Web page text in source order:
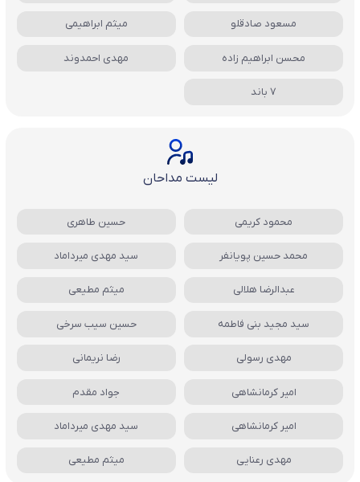
مسعود صادقلو میثم ابراهیمی
محسن ابراهیم زاده مهدی احمدوند
7 باند
لیست مداحان
محمود کریمی حسین طاهری
محمد حسین پویانفر سید مهدی میرداماد
عبدالرضا هلالی میثم مطیعی
سید مجید بنی فاطمه حسین سیب سرخی
مهدی رسولی رضا نریمانی
امیر کرمانشاهی جواد مقدم
امیر کرمانشاهی سید مهدی میرداماد
مهدی رعنایی میثم مطیعی